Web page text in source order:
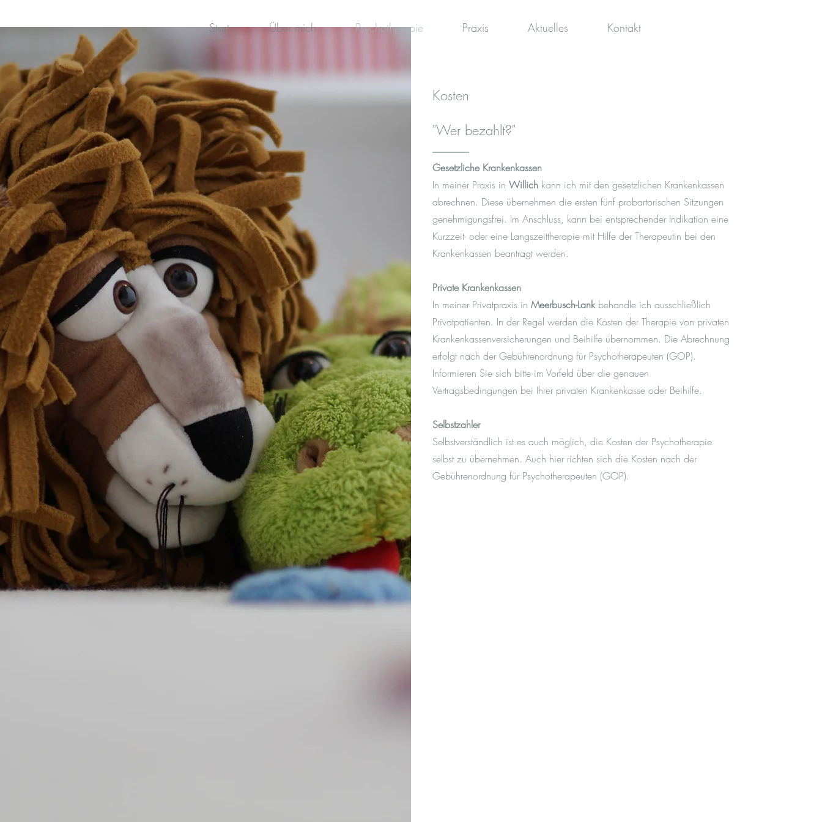
Start Über mich Psychotherapie Praxis Aktuelles Kontakt
Kosten
"Wer bezahlt?"
Gesetzliche Krankenkassen
In meiner Praxis in Willich kann ich mit den gesetzlichen Krankenkassen
abrechnen. Diese übernehmen die ersten fünf probartorischen Sitzungen
genehmigungsfrei. Im Anschluss, kann bei entsprechender Indikation eine
Kurzzeit- oder eine Langszeittherapie mit Hilfe der Therapeutin bei den
Krankenkassen beantragt werden.
Private Krankenkassen
In meiner Privatpraxis in Meerbusch-Lank behandle ich ausschließlich
Privatpatienten. In der Regel werden die Kosten der Therapie von privaten
Krankenkassenversicherungen und Beihilfe übernommen. Die Abrechnung
erfolgt nach der Gebührenordnung für Psychotherapeuten (GOP).
Informieren Sie sich bitte im Vorfeld über die genauen
Vertragsbedingungen bei Ihrer privaten Krankenkasse oder Beihilfe.
Selbstzahler
Selbstverständlich ist es auch möglich, die Kosten der Psychotherapie
selbst zu übernehmen. Auch hier richten sich die Kosten nach der
Gebührenordnung für Psychotherapeuten (GOP).